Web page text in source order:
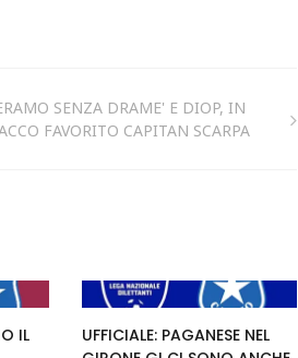
SENZA DRAME' E DIOP, IN
FAVORITO CAPITAN SCARPA
IL
UFFICIALE: PAGANESE NEL